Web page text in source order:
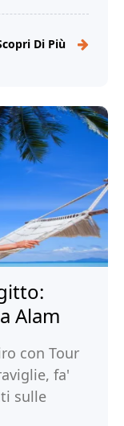
Di Più
Alam
con Tour
fa'
sulle